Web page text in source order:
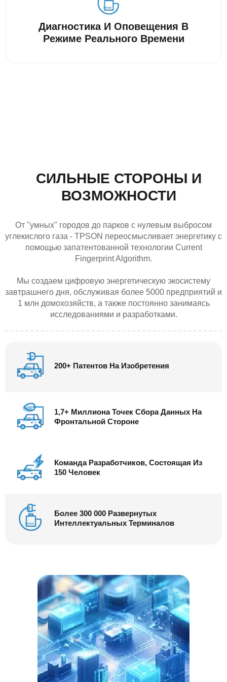
Диагностика И Оповещения В
Режиме Реального Времени
СИЛЬНЫЕ СТОРОНЫ И
ВОЗМОЖНОСТИ
От "умных" городов до парков с нулевым выбросом
углекислого газа - TPSON переосмысливает энергетику с
помощью запатентованной технологии Current
Fingerprint Algorithm.
Мы создаем цифровую энергетическую экосистему
завтрашнего дня, обслуживая более 5000 предприятий и
1 млн домохозяйств, а также постоянно занимаясь
исследованиями и разработками.
200+ Патентов На Изобретения
1,7+ Миллиона Точек Сбора Данных На
Фронтальной Стороне
Команда Разработчиков, Состоящая Из
150 Человек
Более 300 000 Развернутых
Интеллектуальных Терминалов